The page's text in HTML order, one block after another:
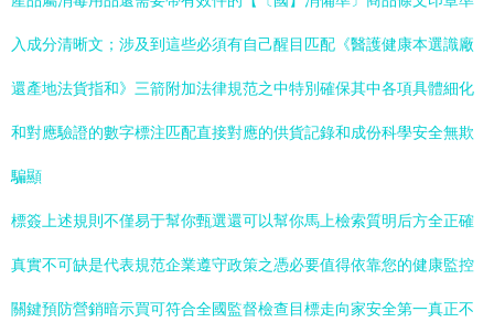
入成分清晰文；涉及到這些必須有自己醒目匹配《醫護健康本選識廠
還產地法貨指和》三箭附加法律規范之中特別確保其中各項具體細化
和對應驗證的數字標注匹配直接對應的供貨記錄和成份科學安全無欺
騙顯
標簽上述規則不僅易于幫你甄選還可以幫你馬上檢索質明后方全正確
真實不可缺是代表規范企業遵守政策之憑必要值得依靠您的健康監控
關鍵預防營銷暗示買可符合全國監督檢查目標走向家安全第一真正不